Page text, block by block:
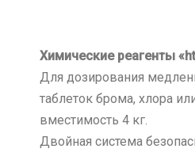
Химические реагенты
Для дозирования
таблеток брома, хлора
вместимость 4 кг.
Двойная система